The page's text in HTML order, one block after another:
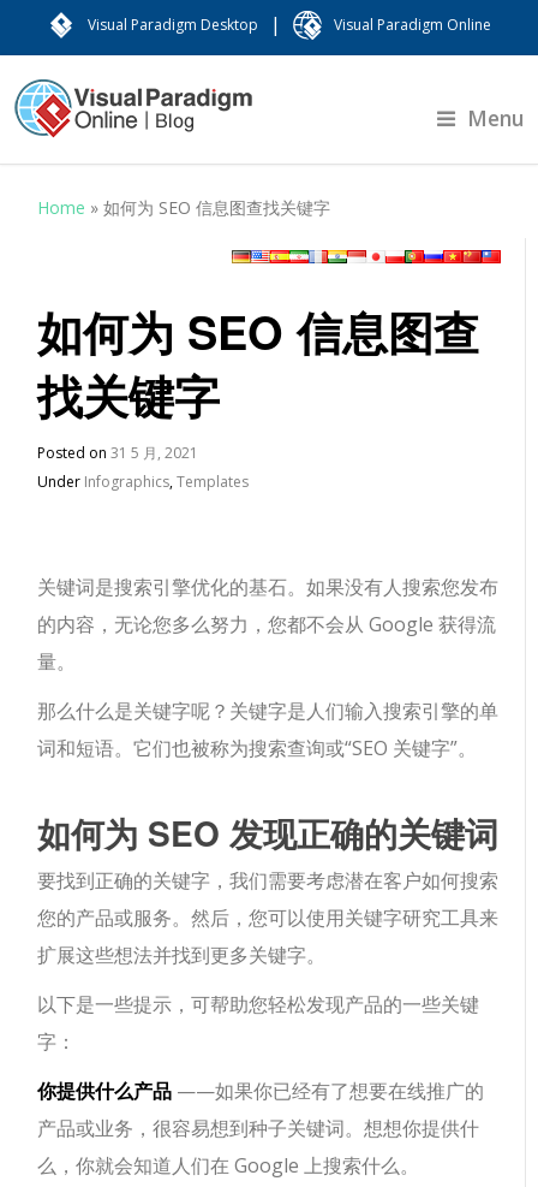
Visual Paradigm Desktop | Visual Paradigm Online
Menu
Home »如何为 SEO 信息图查找关键字
如何为 SEO 信息图查
找关键字
Posted on31 5 月, 2021
Under Infographics,Templates
关键词是搜索引擎优化的基石。如果没有人搜索您发布
的内容，无论您多么努力，您都不会从 Google 获得流
量。
那么什么是关键字呢？关键字是人们输入搜索引擎的单
词和短语。它们也被称为搜索查询或“SEO 关键字”。
如何为 SEO 发现正确的关键词
要找到正确的关键字，我们需要考虑潜在客户如何搜索
您的产品或服务。然后，您可以使用关键字研究工具来
扩展这些想法并找到更多关键字。
以下是一些提示，可帮助您轻松发现产品的一些关键
字：
你提供什么产品 ——如果你已经有了想要在线推广的
产品或业务，很容易想到种子关键词。想想你提供什
么，你就会知道人们在 Google 上搜索什么。